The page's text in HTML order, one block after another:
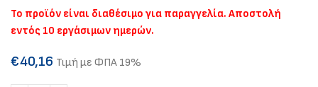
Το προϊόν είναι διαθέσιμο για παραγγελία. Αποστολή
εντός 10 εργάσιμων ημερών.
€40,16 Τιμή με ΦΠΑ 19%